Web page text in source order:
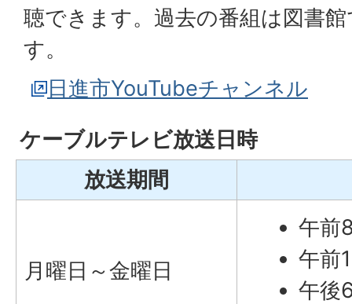
聴できます。過去の番組は図書
す。
日進市YouTubeチャンネル
ケーブルテレビ放送日時
放送期間
月曜日～金曜日
午前
午前
午後